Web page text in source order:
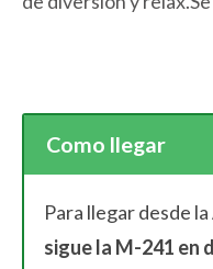
Como llegar
Para llegar desde la
sigue la M-241 en